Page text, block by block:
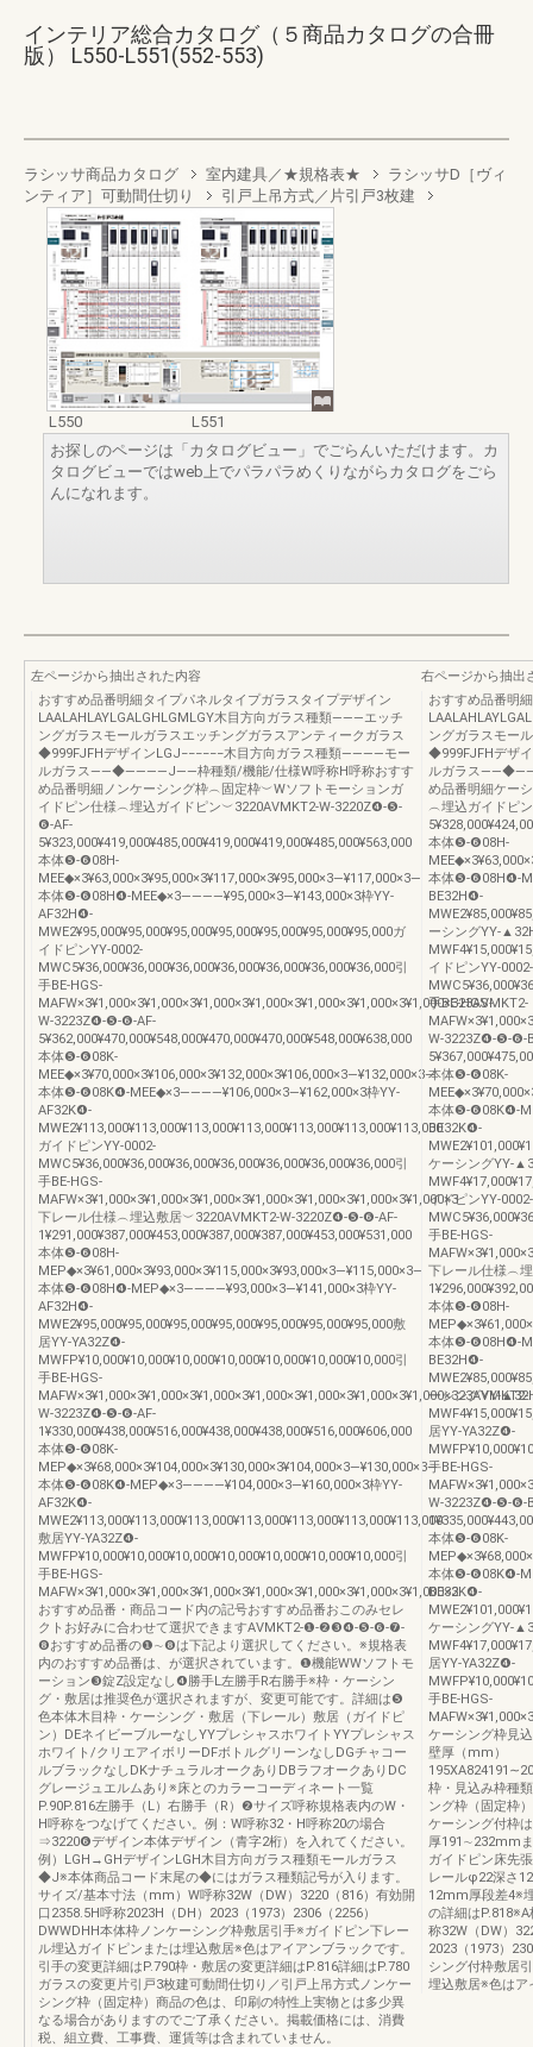
インテリア総合カタログ（５商品カタログの合冊
版） L550-L551(552-553)
ラシッサ商品カタログ 室内建具／★規格表★
ラシッサD［ヴィ
ンティア］可動間仕切り
引戸上吊方式／片引戸3枚建
L550
L551
お探しのページは「カタログビュー」でごらんいただけます。カ
タログビューではweb上でパラパラめくりながらカタログをごら
んになれます。
左ページから抽出された内容
おすすめ品番明細タイプパネルタイプガラスタイプデザイン
LAALAHLAYLGALGHLGMLGY木目方向ガラス種類―――エッチ
ングガラスモールガラスエッチングガラスアンティークガラス
◆999FJFHデザインLGJ−−−−−−木目方向ガラス種類――――モー
ルガラス――◆――――J――枠種類/機能/仕様W呼称H呼称おすす
め品番明細ノンケーシング枠︵固定枠︶Wソフトモーションガ
イドピン仕様︵埋込ガイドピン︶3220AVMKT2-W-3220Z❹-❺-
❻-AF-
5¥323,000¥419,000¥485,000¥419,000¥419,000¥485,000¥563,000
本体❺-❻08H-
MEE◆×3¥63,000×3¥95,000×3¥117,000×3¥95,000×3―¥117,000×3―
本体❺-❻08H❹-MEE◆×3――――¥95,000×3―¥143,000×3枠YY-
AF32H❹-
MWE2¥95,000¥95,000¥95,000¥95,000¥95,000¥95,000¥95,000ガ
イドピンYY-0002-
MWC5¥36,000¥36,000¥36,000¥36,000¥36,000¥36,000¥36,000引
手BE-HGS-
MAFW×3¥1,000×3¥1,000×3¥1,000×3¥1,000×3¥1,000×3¥1,000×3¥1,000×323AVMKT2-
W-3223Z❹-❺-❻-AF-
5¥362,000¥470,000¥548,000¥470,000¥470,000¥548,000¥638,000
本体❺-❻08K-
MEE◆×3¥70,000×3¥106,000×3¥132,000×3¥106,000×3―¥132,000×3―
本体❺-❻08K❹-MEE◆×3――――¥106,000×3―¥162,000×3枠YY-
AF32K❹-
MWE2¥113,000¥113,000¥113,000¥113,000¥113,000¥113,000¥113,000
ガイドピンYY-0002-
MWC5¥36,000¥36,000¥36,000¥36,000¥36,000¥36,000¥36,000引
手BE-HGS-
MAFW×3¥1,000×3¥1,000×3¥1,000×3¥1,000×3¥1,000×3¥1,000×3¥1,000×3
下レール仕様︵埋込敷居︶3220AVMKT2-W-3220Z❹-❺-❻-AF-
1¥291,000¥387,000¥453,000¥387,000¥387,000¥453,000¥531,000
本体❺-❻08H-
MEP◆×3¥61,000×3¥93,000×3¥115,000×3¥93,000×3―¥115,000×3―
本体❺-❻08H❹-MEP◆×3――――¥93,000×3―¥141,000×3枠YY-
AF32H❹-
MWE2¥95,000¥95,000¥95,000¥95,000¥95,000¥95,000¥95,000敷
居YY-YA32Z❹-
MWFP¥10,000¥10,000¥10,000¥10,000¥10,000¥10,000¥10,000引
手BE-HGS-
MAFW×3¥1,000×3¥1,000×3¥1,000×3¥1,000×3¥1,000×3¥1,000×3¥1,000×323AVMKT2-
W-3223Z❹-❺-❻-AF-
1¥330,000¥438,000¥516,000¥438,000¥438,000¥516,000¥606,000
本体❺-❻08K-
MEP◆×3¥68,000×3¥104,000×3¥130,000×3¥104,000×3―¥130,000×3―
本体❺-❻08K❹-MEP◆×3――――¥104,000×3―¥160,000×3枠YY-
AF32K❹-
MWE2¥113,000¥113,000¥113,000¥113,000¥113,000¥113,000¥113,000
敷居YY-YA32Z❹-
MWFP¥10,000¥10,000¥10,000¥10,000¥10,000¥10,000¥10,000引
手BE-HGS-
MAFW×3¥1,000×3¥1,000×3¥1,000×3¥1,000×3¥1,000×3¥1,000×3¥1,000×3
おすすめ品番・商品コード内の記号おすすめ品番おこのみセレ
クトお好みに合わせて選択できますAVMKT2-❶-❷❸❹-❺-❻-❼-
❽おすすめ品番の❶∼❽は下記より選択してください。※規格表
内のおすすめ品番は、が選択されています。❶機能WWソフトモ
ーション❸錠Z設定なし❹勝手L左勝手R右勝手※枠・ケーシン
グ・敷居は推奨色が選択されますが、変更可能です。詳細は❺
色本体木目枠・ケーシング・敷居（下レール）敷居（ガイドピ
ン）DEネイビーブルーなしYYプレシャスホワイトYYプレシャス
ホワイト/クリエアイボリーDFボトルグリーンなしDGチャコー
ルブラックなしDKナチュラルオークありDBラフオークありDC
グレージュエルムあり※床とのカラーコーディネート一覧
P.90P.816左勝手（L）右勝手（R）❷サイズ呼称規格表内のW・
H呼称をつなげてください。例：W呼称32・H呼称20の場合
⇒3220❻デザイン本体デザイン（青字2桁）を入れてください。
例）LGH→GHデザインLGH木目方向ガラス種類モールガラス
◆J※本体商品コード末尾の◆にはガラス種類記号が入ります。
サイズ/基本寸法（mm）W呼称32W（DW）3220（816）有効開
口2358.5H呼称2023H（DH）2023（1973）2306（2256）
DWWDHH本体枠ノンケーシング枠敷居引手※ガイドピン下レー
ル埋込ガイドピンまたは埋込敷居※色はアイアンブラックです。
引手の変更詳細はP.790枠・敷居の変更詳細はP.816詳細はP.780
ガラスの変更片引戸3枚建可動間仕切り／引戸上吊方式ノンケー
シング枠（固定枠）商品の色は、印刷の特性上実物とは多少異
なる場合がありますのでご了承ください。掲載価格には、消費
税、組立費、工事費、運賃等は含まれていません。
右ページから抽出
おすすめ品番明
ングガラスモー
◆999FJFHデザ
ルガラス
め品番明細ケー
︵埋込ガイドピ
本体❺-❻08H-
本体❺-❻08H❹-
BE32H❹-
ーシングYY-
イドピンYY-0002-
手BE-HGS-
W-3223Z❹-❺-❻-
本体❺-❻08K-
本体❺-❻08K❹-
BE32K❹-
ケーシングYY-
イドピンYY-0002-
手BE-HGS-
下レール仕様︵
本体❺-❻08H-
本体❺-❻08H❹-
BE32H❹-
ーシングYY-
居YY-YA32Z❹-
手BE-HGS-
W-3223Z❹-❺-❻-
本体❺-❻08K-
本体❺-❻08K❹-
BE32K❹-
ケーシングYY-
居YY-YA32Z❹-
手BE-HGS-
ケーシング枠見
壁厚（mm）
枠・見込み枠種
ング枠（固定枠
ケーシング付枠
厚191∼232mm
ガイドピン床先
レールφ22深さ
12mm厚段差4※
の詳細は
称32W（DW）
2023（1973）
シング付枠敷居
埋込敷居※色はア